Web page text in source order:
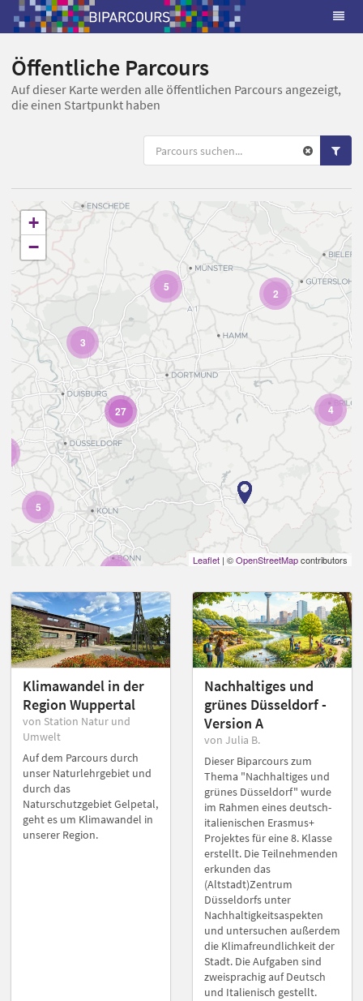
Öffentliche Parcours
Auf dieser Karte werden alle öffentlichen Parcours angezeigt,
die einen Startpunkt haben
2
4
3
5
2
5
27
+
−
Leaflet | ©OpenStreetMapcontributors
Klimawandel in der
Region Wuppertal
von Station Natur und
Umwelt
Auf dem Parcours durch
unser Naturlehrgebiet und
durch das
Naturschutzgebiet Gelpetal,
geht es um Klimawandel in
unserer Region.
Nachhaltiges und
grünes Düsseldorf -
Version A
von Julia B.
Dieser Biparcours zum
Thema "Nachhaltiges und
grünes Düsseldorf" wurde
im Rahmen eines deutsch-
italienischen Erasmus+
Projektes für eine 8. Klasse
erstellt. Die Teilnehmenden
erkunden das
(Altstadt)Zentrum
Düsseldorfs unter
Nachhaltigkeitsaspekten
und untersuchen außerdem
die Klimafreundlichkeit der
Stadt. Die Aufgaben sind
zweisprachig auf Deutsch
und Italienisch gestellt.